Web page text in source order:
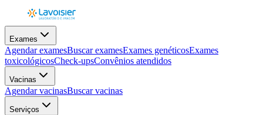
Exames
Agendar examesBuscar examesExames genéticosExames
toxicológicosCheck-upsConvênios atendidos
Vacinas
Agendar vacinasBuscar vacinas
Serviços